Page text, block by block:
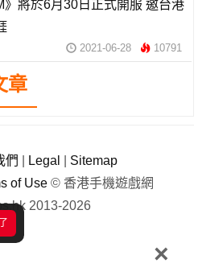
×
》將於6月30日正式開服 邀台港
2021-06-28 10791
章
們 Legal
Sitemap
of Use © 香港手機遊戲網
2013-2026